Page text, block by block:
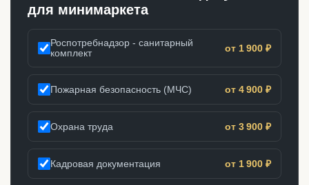
для минимаркета
Роспотребнадзор - санитарный
комплект
от 1 900 ₽
Пожарная безопасность (МЧС) от 4 900 ₽
Охрана труда от 3 900 ₽
Кадровая документация от 1 900 ₽